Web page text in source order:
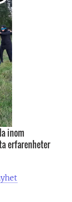
inom
erfarenheter